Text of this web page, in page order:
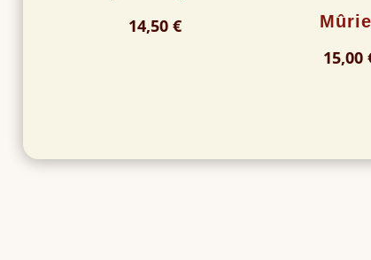
14,50 €
15,00